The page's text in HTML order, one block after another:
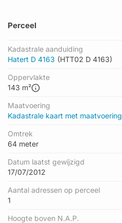
Perceel
Kadastrale aanduiding
Hatert D 4163 (HTT02 D 4163)
Oppervlakte
143 m²
Maatvoering
Kadastrale kaart met maatvoering
Omtrek
64 meter
Datum laatst gewijzigd
17/07/2012
Aantal adressen op perceel
1
Hoogte boven N.A.P.